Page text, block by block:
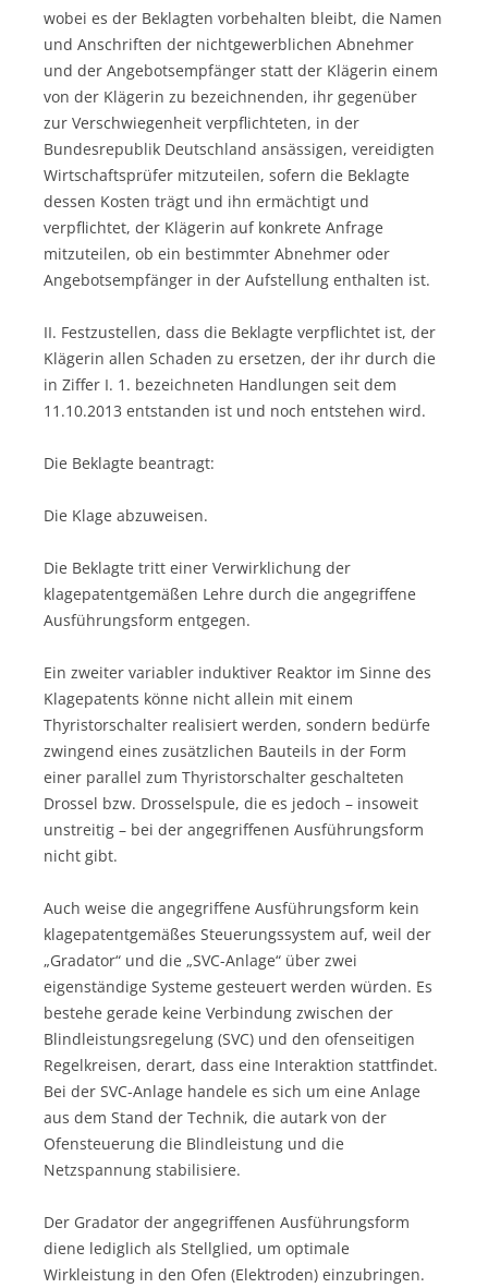
wobei es der Beklagten vorbehalten bleibt, die Namen
und Anschriften der nichtgewerblichen Abnehmer
und der Angebotsempfänger statt der Klägerin einem
von der Klägerin zu bezeichnenden, ihr gegenüber
zur Verschwiegenheit verpflichteten, in der
Bundesrepublik Deutschland ansässigen, vereidigten
Wirtschaftsprüfer mitzuteilen, sofern die Beklagte
dessen Kosten trägt und ihn ermächtigt und
verpflichtet, der Klägerin auf konkrete Anfrage
mitzuteilen, ob ein bestimmter Abnehmer oder
Angebotsempfänger in der Aufstellung enthalten ist.
II. Festzustellen, dass die Beklagte verpflichtet ist, der
Klägerin allen Schaden zu ersetzen, der ihr durch die
in Ziffer I. 1. bezeichneten Handlungen seit dem
11.10.2013 entstanden ist und noch entstehen wird.
Die Beklagte beantragt:
Die Klage abzuweisen.
Die Beklagte tritt einer Verwirklichung der
klagepatentgemäßen Lehre durch die angegriffene
Ausführungsform entgegen.
Ein zweiter variabler induktiver Reaktor im Sinne des
Klagepatents könne nicht allein mit einem
Thyristorschalter realisiert werden, sondern bedürfe
zwingend eines zusätzlichen Bauteils in der Form
einer parallel zum Thyristorschalter geschalteten
Drossel bzw. Drosselspule, die es jedoch – insoweit
unstreitig – bei der angegriffenen Ausführungsform
nicht gibt.
Auch weise die angegriffene Ausführungsform kein
klagepatentgemäßes Steuerungssystem auf, weil der
„Gradator“ und die „SVC-Anlage“ über zwei
eigenständige Systeme gesteuert werden würden. Es
bestehe gerade keine Verbindung zwischen der
Blindleistungsregelung (SVC) und den ofenseitigen
Regelkreisen, derart, dass eine Interaktion stattfindet.
Bei der SVC-Anlage handele es sich um eine Anlage
aus dem Stand der Technik, die autark von der
Ofensteuerung die Blindleistung und die
Netzspannung stabilisiere.
Der Gradator der angegriffenen Ausführungsform
diene lediglich als Stellglied, um optimale
Wirkleistung in den Ofen (Elektroden) einzubringen.